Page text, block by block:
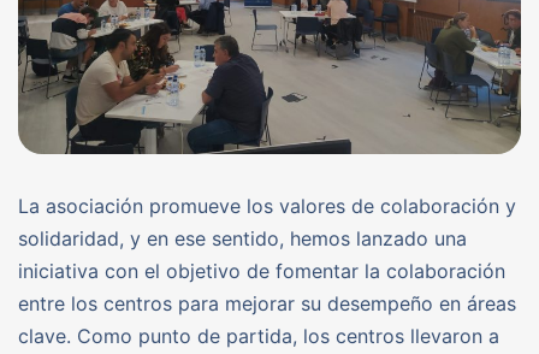
La asociación promueve los valores de colaboración y
solidaridad, y en ese sentido, hemos lanzado una
iniciativa con el objetivo de fomentar la colaboración
entre los centros para mejorar su desempeño en áreas
clave. Como punto de partida, los centros llevaron a